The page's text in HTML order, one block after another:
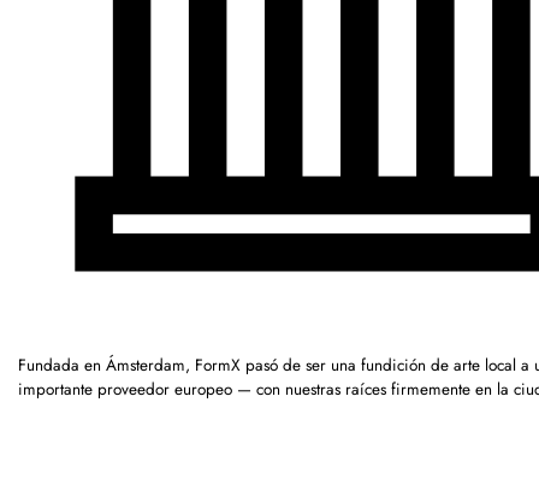
Fundada en Ámsterdam, FormX pasó de ser una fundición de arte local a
importante proveedor europeo — con nuestras raíces firmemente en la